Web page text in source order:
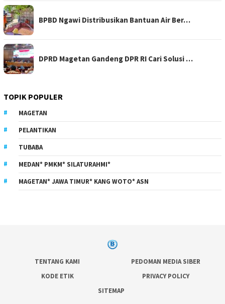
BPBD Ngawi Distribusikan Bantuan Air Ber…
DPRD Magetan Gandeng DPR RI Cari Solusi …
TOPIK POPULER
MAGETAN
PELANTIKAN
TUBABA
MEDAN* PMKM* SILATURAHMI*
MAGETAN* JAWA TIMUR* KANG WOTO* ASN
TENTANG KAMI
PEDOMAN MEDIA SIBER
KODE ETIK
PRIVACY POLICY
SITEMAP